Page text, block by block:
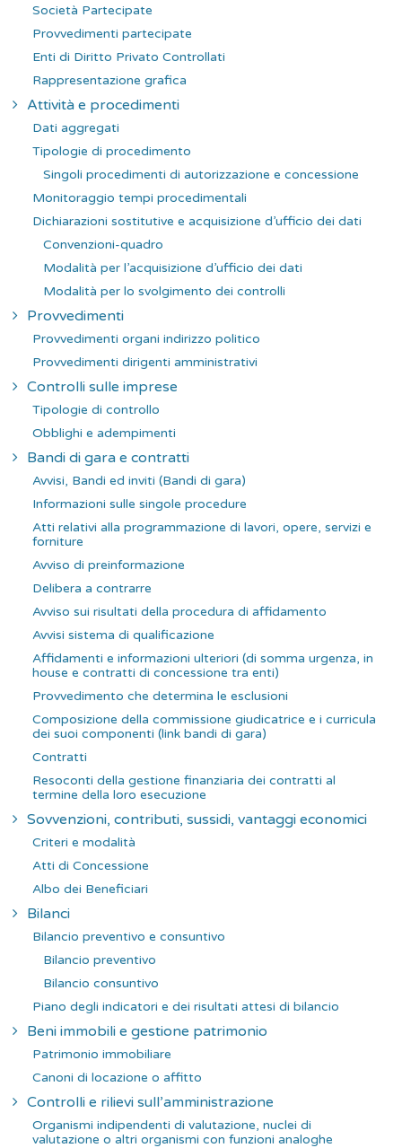
Società Partecipate
Provvedimenti partecipate
Enti di Diritto Privato Controllati
Rappresentazione grafica
Attività e procedimenti
Dati aggregati
Tipologie di procedimento
Singoli procedimenti di autorizzazione e concessione
Monitoraggio tempi procedimentali
Dichiarazioni sostitutive e acquisizione d’ufficio dei dati
Convenzioni-quadro
Modalità per l’acquisizione d’ufficio dei dati
Modalità per lo svolgimento dei controlli
Provvedimenti
Provvedimenti organi indirizzo politico
Provvedimenti dirigenti amministrativi
Controlli sulle imprese
Tipologie di controllo
Obblighi e adempimenti
Bandi di gara e contratti
Avvisi, Bandi ed inviti (Bandi di gara)
Informazioni sulle singole procedure
Atti relativi alla programmazione di lavori, opere, servizi e
forniture
Avviso di preinformazione
Delibera a contrarre
Avviso sui risultati della procedura di affidamento
Avvisi sistema di qualificazione
Affidamenti e informazioni ulteriori (di somma urgenza, in
house e contratti di concessione tra enti)
Provvedimento che determina le esclusioni
Composizione della commissione giudicatrice e i curricula
dei suoi componenti (link bandi di gara)
Contratti
Resoconti della gestione finanziaria dei contratti al
termine della loro esecuzione
Sovvenzioni, contributi, sussidi, vantaggi economici
Criteri e modalità
Atti di Concessione
Albo dei Beneficiari
Bilanci
Bilancio preventivo e consuntivo
Bilancio preventivo
Bilancio consuntivo
Piano degli indicatori e dei risultati attesi di bilancio
Beni immobili e gestione patrimonio
Patrimonio immobiliare
Canoni di locazione o affitto
Controlli e rilievi sull’amministrazione
Organismi indipendenti di valutazione, nuclei di
valutazione o altri organismi con funzioni analoghe